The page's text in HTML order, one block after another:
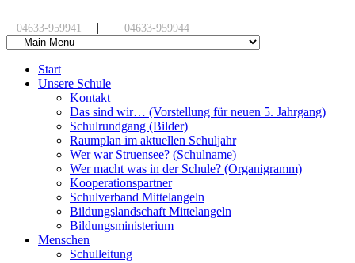
04633-959941 | 04633-959944
Start
Unsere Schule
Kontakt
Das sind wir… (Vorstellung für neuen 5. Jahrgang)
Schulrundgang (Bilder)
Raumplan im aktuellen Schuljahr
Wer war Struensee? (Schulname)
Wer macht was in der Schule? (Organigramm)
Kooperationspartner
Schulverband Mittelangeln
Bildungslandschaft Mittelangeln
Bildungsministerium
Menschen
Schulleitung